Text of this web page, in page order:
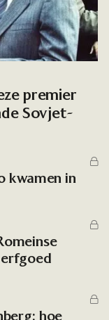
Zoek
premier
Sovjet-
kwamen in
hoe